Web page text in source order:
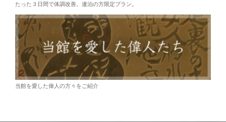
たった３日間で体調改善。連泊の方限定プラン。
当館を愛した偉人の方々をご紹介